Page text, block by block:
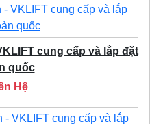
cung cấp và lắp đặt
quốc
Hệ